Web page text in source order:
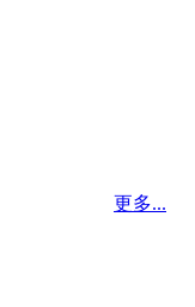
更多...